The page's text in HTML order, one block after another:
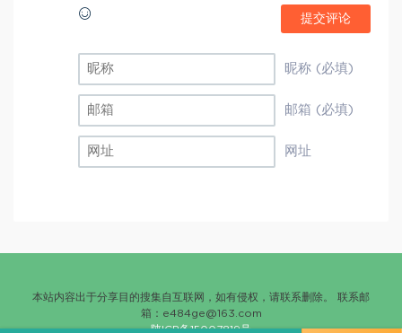
提交评论
昵称 (必填)
邮箱 (必填)
网址
本站内容出于分享目的搜集自互联网，如有侵权，请联系删除。 联系邮
箱： e484ge@163.com
陕ICP备15007819号